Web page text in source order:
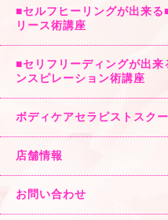
■セルフヒーリングが出来る
リース術講座
■セリフリーディングが出
ンスピレーション術講座
ボディケアセラピストスク
店舗情報
お問い合わせ